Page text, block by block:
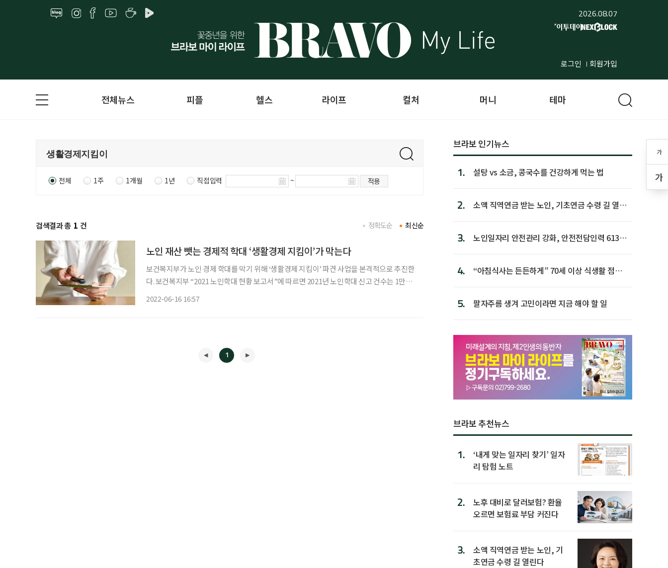
2026.08.07
로그인 회원가입
가
가
전체뉴스 피플 헬스 라이프 컬처 머니 테마
전체 1주 1개월 1년 직접입력 ~ 적용
검색결과 총 1 건 최신순
정확도순
노인 재산 뺏는 경제적 학대 ‘생활경제 지킴이’가 막는다
보건복지부가 노인 경제 학대를 막기 위해 ‘생활경제 지킴이’ 파견 사업을 본격적으로 추진한
다. 보건복지부 “2021 노인학대 현황 보고서”에 따르면 2021년 노인학대 신고 건수는 1만
2022-06-16 16:57
1
브라보 인기뉴스
1. 설탕 vs 소금, 콩국수를 건강하게 먹는 법
2.
소액 직역연금 받는 노인, 기초연금 수령 길 열린
3.
노인일자리 안전관리 강화, 안전전담인력 613명
4.
“아침식사는 든든하게” 70세 이상 식생활 점수
5. 팔자주름 생겨 고민이라면 지금 해야 할 일
브라보 추천뉴스
1.
‘내게 맞는 일자리 찾기’ 일자
리 탐험 노트
2.
노후 대비로 달러보험? 환율
오르면 보험료 부담 커진다
3.
소액 직역연금 받는 노인, 기
초연금 수령 길 열린다